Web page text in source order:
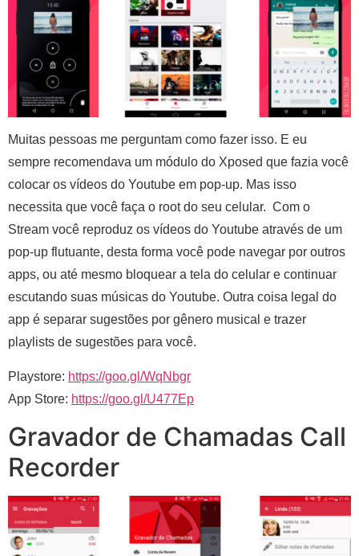
Muitas pessoas me perguntam como fazer isso. E eu
sempre recomendava um módulo do Xposed que fazia você
colocar os vídeos do Youtube em pop-up. Mas isso
necessita que você faça o root do seu celular. Com o
Stream você reproduz os vídeos do Youtube através de um
pop-up flutuante, desta forma você pode navegar por outros
apps, ou até mesmo bloquear a tela do celular e continuar
escutando suas músicas do Youtube. Outra coisa legal do
app é separar sugestões por gênero musical e trazer
playlists de sugestões para você.
Playstore: https://goo.gl/WqNbgr
App Store: https://goo.gl/U477Ep
Gravador de Chamadas Call
Recorder